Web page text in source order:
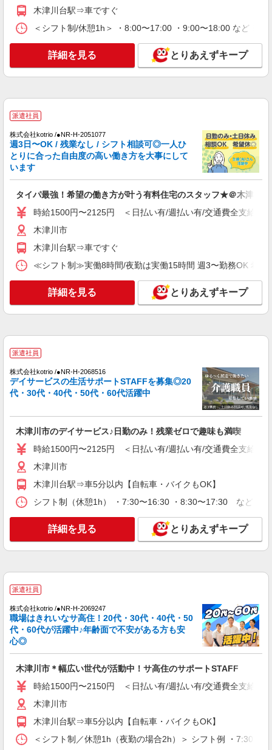
時給1500円〜2125円 ＜日払い有/週払い有/交
通費全支給(ガソリン代含む)＞
木津川市
キープ 詳細を見る
派遣社員
株式会社kotrio /●NR-H-2021558
ポート業務を担当
時給1500円〜2125円 ＜日払い有/週払い有/交
通費全支給(ガソリン代含む)＞
木津川市
派遣社員
（株）ウィルオブ・ワークCW 京都支店/ms260101
京都府木津川市
キープ 詳細を見る
株式会社kotrio /●NR-H-2066836
木津川市＊グループホームSTAFF＊経験不問
◎日収1.2万円も可
時給1500円〜2125円 ＜日払い有/週払い有/交
キープ 詳細を見る
派遣社員
株式会社kotrio /●NR-H-2020395
木津川市★未経験OKの人間関係に悩まない職
場へ★サ高住スタッフ
時給1500円〜2125円 ＜日払い有/週払い有/交
通費全支給(ガソリン代含む)＞
派遣社員
株式会社kotrio /●NR-H-2099768
介護は人生のサポーター。サ高住STAFF募
時給1500円〜2150円 ＜日払い有/週払い有/交
木津川市
キープ 詳細を見る
派遣社員
木津川台駅⇒車ですぐ
＜シフト制/休憩1h＞ ・8:00〜17:00 ・9:00〜18:00 など ※
詳細を見る とりあえずキープ
派遣社員
株式会社kotrio /●NR-H-2051077
週3日〜OK / 残業なし / シフト相談可◎一人ひ
とりに合った自由度の高い働き方を大事にして
います
タイパ最強！希望の働き方が叶う有料住宅のスタッフ★＠木津川市
時給1500円〜2125円 ＜日払い有/週払い有/交通費全支給(ガ
木津川市
木津川台駅⇒車ですぐ
≪シフト制≫実働8時間/夜勤は実働15時間 週3〜勤務OK 希
詳細を見る とりあえずキープ
派遣社員
株式会社kotrio /●NR-H-2068516
デイサービスの生活サポートSTAFFを募集◎20
代・30代・40代・50代・60代活躍中
木津川市のデイサービス♪日勤のみ！残業ゼロで趣味も満喫
時給1500円〜2125円 ＜日払い有/週払い有/交通費全支給(ガ
木津川市
木津川台駅⇒車5分以内【自転車・バイクもOK】
シフト制（休憩1h） ・7:30〜16:30 ・8:30〜17:30 など ※
詳細を見る とりあえずキープ
派遣社員
株式会社kotrio /●NR-H-2069247
職場はきれいなサ高住！20代・30代・40代・50
代・60代が活躍中♪年齢面で不安がある方も安
心◎
木津川市＊幅広い世代が活動中！サ高住のサポートSTAFF
時給1500円〜2150円 ＜日払い有/週払い有/交通費全支給(ガ
木津川市
木津川台駅⇒車5分以内【自転車・バイクもOK】
＜シフト制／休憩1h（夜勤の場合2h）＞ シフト例 ・7:30